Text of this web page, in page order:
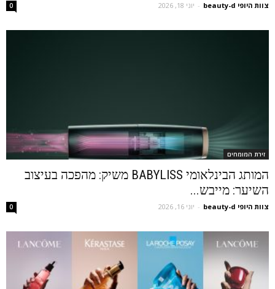
צוות היופי beauty-d - יוני 18, 2026 0
זירת המומחים
המותג הבינלאומי BABYLISS משיק: מהפכה בעיצוב
השיער: מייבש...
צוות היופי beauty-d - יוני 16, 2026 0